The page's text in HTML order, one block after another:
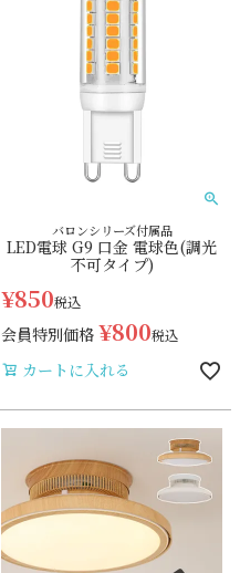
テーブルランプ
ブラケットライト
バロンシリーズ付属品
LED電球 G9 口金 電球色(調光
不可タイプ)
¥850税込
会員特別価格 ¥800税込
カートに入れる